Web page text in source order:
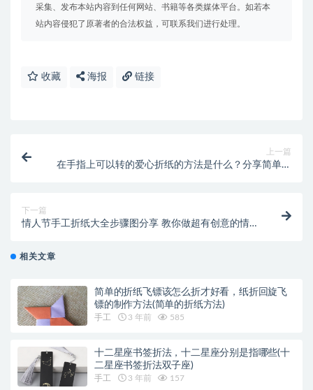
采集、发布本站内容到任何网站、书籍等各类媒体平台。如若本
站内容侵犯了原著者的合法权益，可联系我们进行处理。
收藏 海报 链接
上一篇
在手指上可以转的爱心折纸的方法是什么？分享简单的
下一篇
情人节手工折纸大全步骤图分享 教你做超有创意的情人
相关文章
简单的折纸飞镖该怎么折才好看，纸折回旋飞
镖的制作方法(简单的折纸方法)
手工 3 年前 585
十二星座书签折法，十二星座分别是指哪些(十
二星座书签折法双子座)
手工 3 年前 157